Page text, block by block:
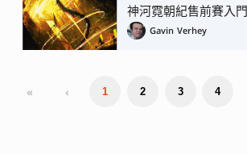
神河霓朝紀售前賽入門
Gavin Verhey
« ‹ 1 2 3 4